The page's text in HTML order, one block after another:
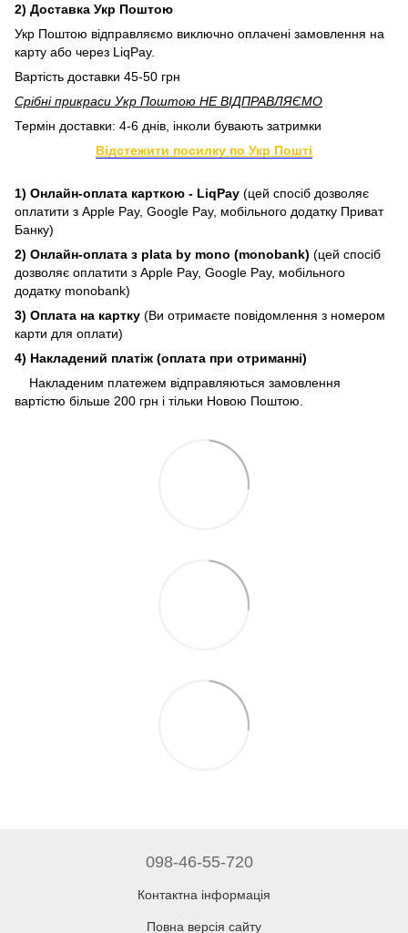
2) Доставка Укр Поштою
Укр Поштою відправляємо виключно оплачені замовлення на
карту або через LiqPay.
Вартість доставки 45-50 грн
Срібні прикраси Укр Поштою НЕ ВІДПРАВЛЯЄМО
Термін доставки: 4-6 днів, інколи бувають затримки
Відстежити посилку по Укр Пошті
1) Онлайн-оплата карткою - LiqPay (цей спосіб дозволяє
оплатити з Apple Pay, Google Pay, мобільного додатку Приват
Банку)
2) Онлайн-оплата з plata by mono (monobank) (цей спосіб
дозволяє оплатити з Apple Pay, Google Pay, мобільного
додатку monobank)
3) Оплата на картку (Ви отримаєте повідомлення з номером
карти для оплати)
4) Накладений платіж (оплата при отриманні)
Накладеним платежем відправляються замовлення
вартістю більше 200 грн і тільки Новою Поштою.
098-46-55-720
Контактна інформація
Повна версія сайту